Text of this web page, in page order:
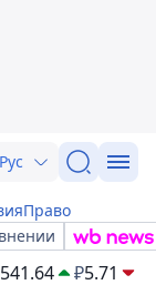
Рус
Право
541.64 ₽5.71